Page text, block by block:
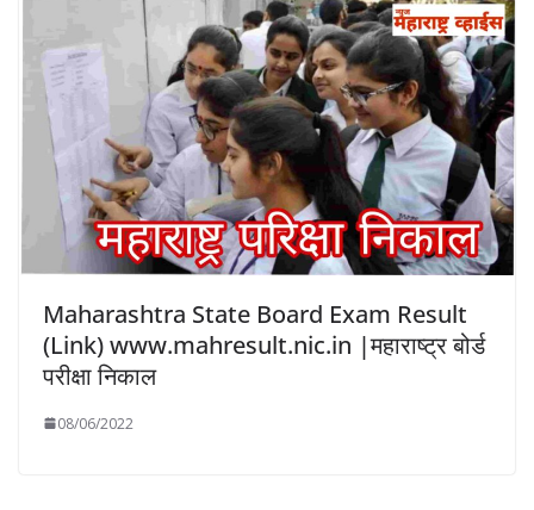
Maharashtra State Board Exam Result
(Link) www.mahresult.nic.in |महाराष्ट्र बोर्ड
परीक्षा निकाल
08/06/2022